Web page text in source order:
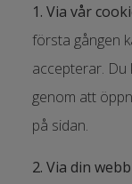
1. Via vår
första gången
accepterar. Du
genom att
på sidan.
2. Via din